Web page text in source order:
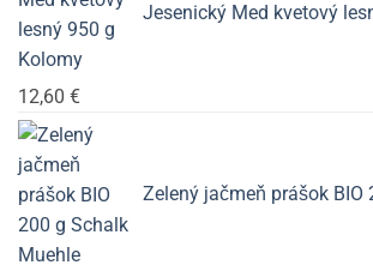
Jesenický Med kvetový
12,60 €
Zelený jačmeň prášok BIO